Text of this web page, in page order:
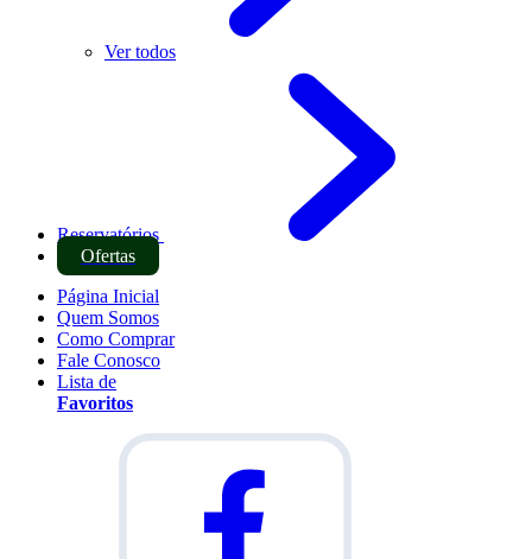
Ver todos
Reservatórios
Ofertas
Página Inicial
Quem Somos
Como Comprar
Fale Conosco
Lista de
Favoritos